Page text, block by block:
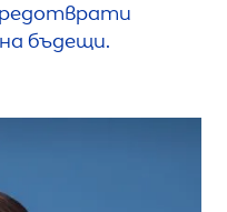
бъдещи.